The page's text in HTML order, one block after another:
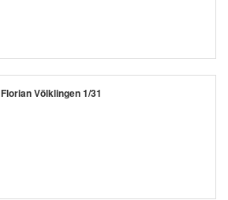
Florian Völklingen 1/31